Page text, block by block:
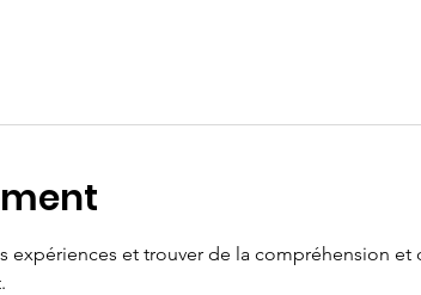
expériences et trouver de la compréhension et